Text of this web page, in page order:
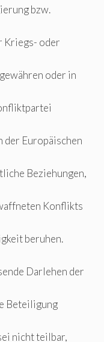
bzw.
Kriegs- oder
oder in
der Europäischen
Beziehungen,
Konflikts
beruhen.
Darlehen der
Beteiligung
nicht teilbar,